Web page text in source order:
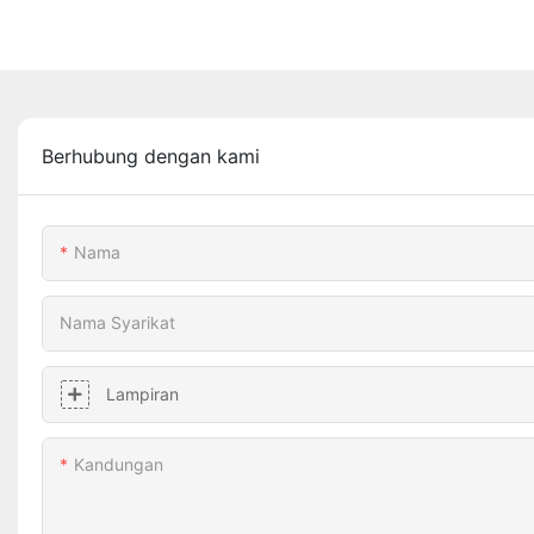
Berhubung dengan kami
Nama
Nama Syarikat
Lampiran
Kandungan